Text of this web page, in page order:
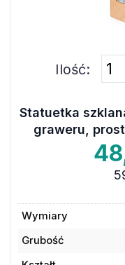
Ilość:
Statuetka
graweru,
Wymiary
Grubość